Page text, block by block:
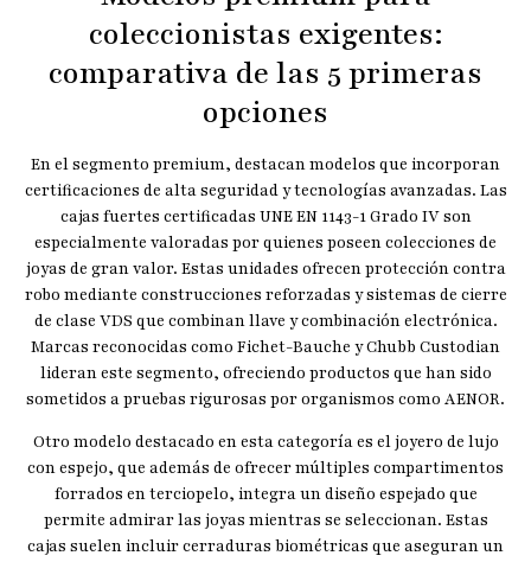
coleccionistas exigentes:
comparativa de las 5 primeras
opciones
En el segmento premium, destacan modelos que incorporan
certificaciones de alta seguridad y tecnologías avanzadas. Las
cajas fuertes certificadas UNE EN 1143-1 Grado IV son
especialmente valoradas por quienes poseen colecciones de
joyas de gran valor. Estas unidades ofrecen protección contra
robo mediante construcciones reforzadas y sistemas de cierre
de clase VDS que combinan llave y combinación electrónica.
Marcas reconocidas como Fichet-Bauche y Chubb Custodian
lideran este segmento, ofreciendo productos que han sido
sometidos a pruebas rigurosas por organismos como AENOR.
Otro modelo destacado en esta categoría es el joyero de lujo
con espejo, que además de ofrecer múltiples compartimentos
forrados en terciopelo, integra un diseño espejado que
permite admirar las joyas mientras se seleccionan. Estas
cajas suelen incluir cerraduras biométricas que aseguran un